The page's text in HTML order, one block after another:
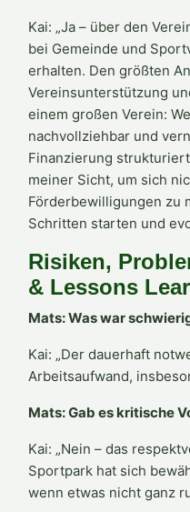
Kai: „Ja – über den
bei Gemeinde und
erhalten. Den größten
Vereinsunterstützung
einem großen Verein:
nachvollziehbar und
Finanzierung
meiner Sicht, um sich
Förderbewilligungen zu
Schritten starten und
Risiken,
& Lessons
Mats: Was war
Kai: „Der dauerhaft
Arbeitsaufwand,
Mats: Gab es kritische
Kai: „Nein – das
Sportpark hat sich
wenn etwas nicht ganz